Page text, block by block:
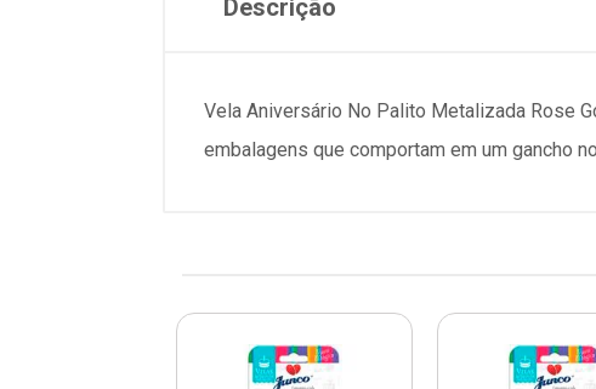
Descrição
Vela Aniversário No Palito Metalizada Rose
embalagens que comportam em um gancho